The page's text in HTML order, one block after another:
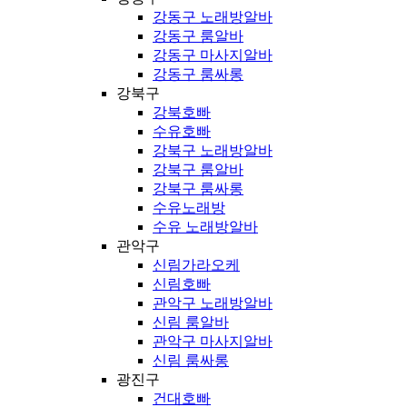
강동구 노래방알바
강동구 룸알바
강동구 마사지알바
강동구 룸싸롱
강북구
강북호빠
수유호빠
강북구 노래방알바
강북구 룸알바
강북구 룸싸롱
수유노래방
수유 노래방알바
관악구
신림가라오케
신림호빠
관악구 노래방알바
신림 룸알바
관악구 마사지알바
신림 룸싸롱
광진구
건대호빠